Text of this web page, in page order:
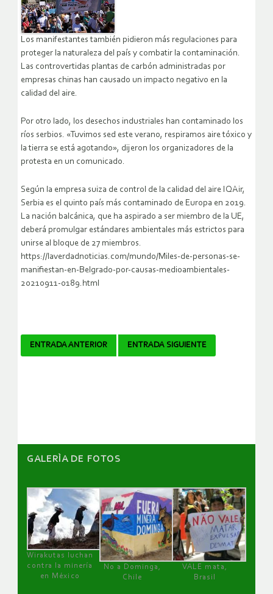
Los manifestantes también pidieron más regulaciones para
proteger la naturaleza del país y combatir la contaminación.
Las controvertidas plantas de carbón administradas por
empresas chinas han causado un impacto negativo en la
calidad del aire.
Por otro lado, los desechos industriales han contaminado los
ríos serbios. «Tuvimos sed este verano, respiramos aire tóxico y
la tierra se está agotando», dijeron los organizadores de la
protesta en un comunicado.
Según la empresa suiza de control de la calidad del aire IQAir,
Serbia es el quinto país más contaminado de Europa en 2019.
La nación balcánica, que ha aspirado a ser miembro de la UE,
deberá promulgar estándares ambientales más estrictos para
unirse al bloque de 27 miembros.
https://laverdadnoticias.com/mundo/Miles-de-personas-se-
manifiestan-en-Belgrado-por-causas-medioambientales-
20210911-0189.html
Navegador
ENTRADA ANTERIOR ENTRADA SIGUIENTE
GALERÌA DE FOTOS
Wirakutas luchan
contra la minería
en México
No a Dominga,
Chile
VALE mata,
Brasil